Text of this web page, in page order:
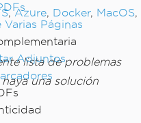
Páginas
Adjuntos
,Azure, Docker, MacOS,
lista de problemas
una solución